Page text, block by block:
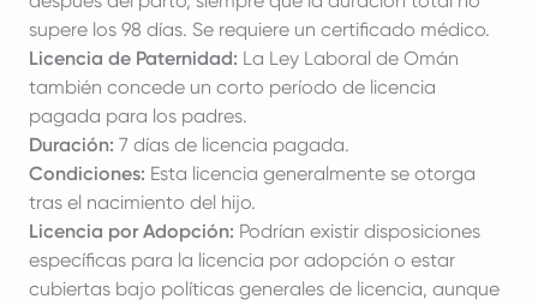
supere los 98 días. Se requiere un certificado médico.
Licencia de Paternidad: La Ley Laboral de Omán
también concede un corto período de licencia
pagada para los padres.
Duración: 7 días de licencia pagada.
Condiciones: Esta licencia generalmente se otorga
tras el nacimiento del hijo.
Licencia por Adopción: Podrían existir disposiciones
específicas para la licencia por adopción o estar
cubiertas bajo políticas generales de licencia, aunque